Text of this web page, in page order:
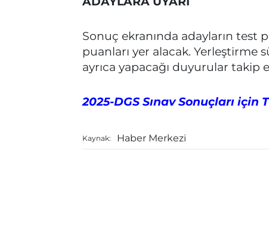
Sonuç ekranında adayların test
puanları yer alacak. Yerleştirme
ayrıca yapacağı duyurular takip
2025-DGS Sınav Sonuçları için
Kaynak: Haber Merkezi